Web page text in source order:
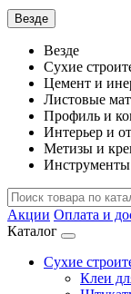
Везде
Везде
Сухие
Цемент и
Листовые
Профиль и
Интерьер и
Метизы и
Инструменты
Акции Оплата и
Каталог
Сухие
Клеи